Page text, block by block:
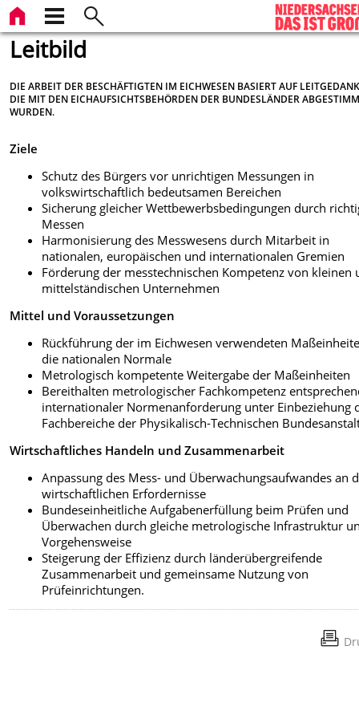
Leitbild
DIE ARBEIT DER BESCHÄFTIGTEN IM EICHWESEN BASIERT AUF
DIE MIT DEN EICHAUFSICHTSBEHÖRDEN DER BUNDESLÄNDER
WURDEN.
Ziele
Schutz des Bürgers vor unrichtigen Messungen in
volkswirtschaftlich bedeutsamen Bereichen
Sicherung gleicher Wettbewerbsbedingungen durch
Messen
Harmonisierung des Messwesens durch Mitarbeit in
nationalen, europäischen und internationalen Gremien
Förderung der messtechnischen Kompetenz von kleinen
mittelständischen Unternehmen
Mittel und Voraussetzungen
Rückführung der im Eichwesen verwendeten
die nationalen Normale
Metrologisch kompetente Weitergabe der Maßeinheiten
Bereithalten metrologischer Fachkompetenz
internationaler Normenanforderung unter Einbeziehung
Fachbereiche der Physikalisch-Technischen
Wirtschaftliches Handeln und Zusammenarbeit
Anpassung des Mess- und Überwachungsaufwandes an
wirtschaftlichen Erfordernisse
Bundeseinheitliche Aufgabenerfüllung beim Prüfen und
Überwachen durch gleiche metrologische Infrastruktur
Vorgehensweise
Steigerung der Effizienz durch länderübergreifende
Zusammenarbeit und gemeinsame Nutzung von
Prüfeinrichtungen.